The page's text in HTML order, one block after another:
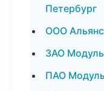
Петербург
ООО
ЗАО
ПАО